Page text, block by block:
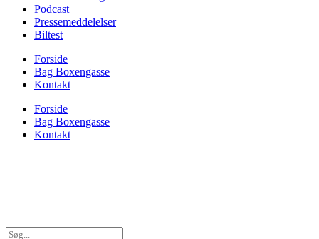
Podcast
Pressemeddelelser
Biltest
Forside
Bag Boxengasse
Kontakt
Forside
Bag Boxengasse
Kontakt